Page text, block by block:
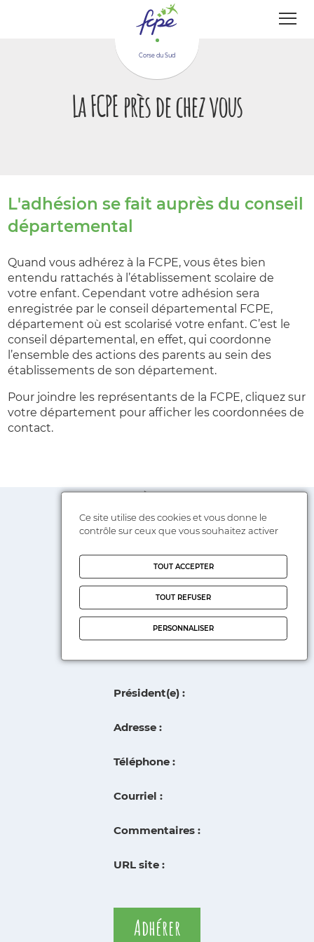
Corse du Sud
La FCPE près de chez vous
L'adhésion se fait auprès du conseil
départemental
Quand vous adhérez à la FCPE, vous êtes bien
entendu rattachés à l’établissement scolaire de
votre enfant. Cependant votre adhésion sera
enregistrée par le conseil départemental FCPE,
département où est scolarisé votre enfant. C’est le
conseil départemental, en effet, qui coordonne
l’ensemble des actions des parents au sein des
établissements de son département.
Pour joindre les représentants de la FCPE, cliquez sur
votre département pour afficher les coordonnées de
contact.
La FCPE près de chez vous
Google Maps est désactivé.
Autoriser
Président(e) :
Adresse :
Téléphone :
Courriel :
Commentaires :
URL site :
Adhérer
Panneau de gestion des cookies
Ce site utilise des cookies et vous donne le
contrôle sur ceux que vous souhaitez activer
TOUT ACCEPTER
TOUT REFUSER
PERSONNALISER